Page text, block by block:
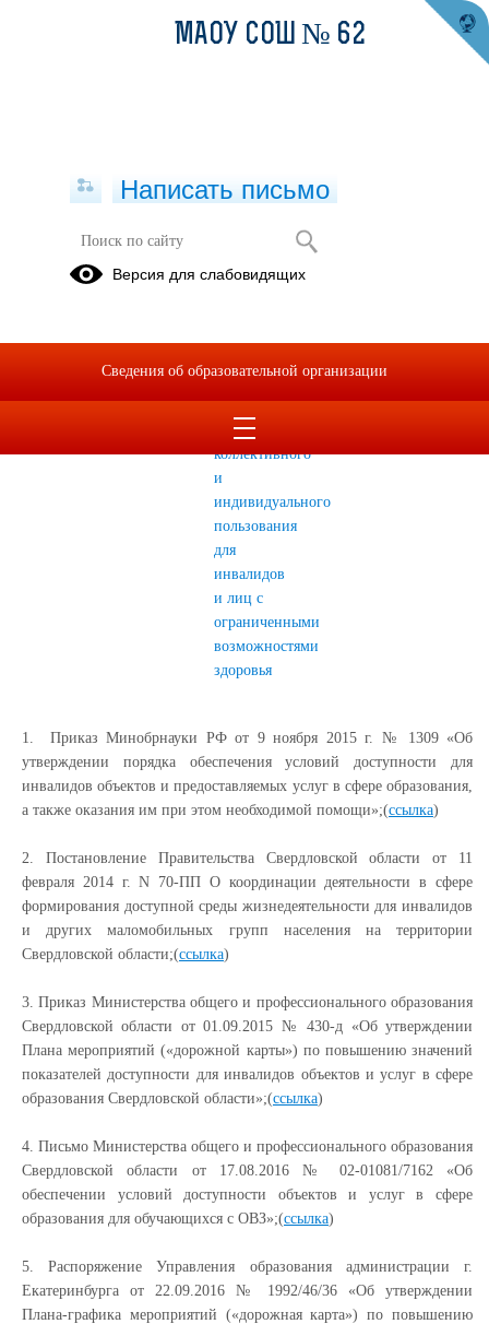
Доступная среда
средств
обучения
коллективного
и
индивидуального
пользования
для
инвалидов
и лиц с
ограниченными
возможностями
здоровья
1. Приказ Минобрнауки РФ от 9 ноября 2015 г. № 1309«Об
утверждении порядка обеспечения условий доступности для
инвалидов объектов и предоставляемых услуг в сфере образования,
а также оказания им при этом необходимой помощи»;(ссылка)
2. Постановление Правительства Свердловской области от 11
февраля 2014 г. N 70-ПП О координации деятельности в сфере
формирования доступной среды жизнедеятельности для инвалидов
и других маломобильных групп населения на территории
Свердловской области;(ссылка)
3. Приказ Министерства общего и профессионального образования
Свердловской области от 01.09.2015 №
430-д «Об утверждении
Плана мероприятий («дорожной карты») по повышению значений
показателей доступности для инвалидов объектов и услуг в сфере
образования Свердловской области»;(ссылка)
4. Письмо Министерства общего и профессионального образования
Свердловской области от 17.08.2016 № 02-01081/7162«Об
обеспечении условий доступности объектов и услуг в сфере
образования для обучающихся с ОВЗ»;(ссылка)
5. Распоряжение Управления образования администрации г.
Екатеринбурга от 22.09.2016 № 1992/46/36 «Об утверждении
Плана-графика мероприятий («дорожная карта») по повышению
МАОУ СОШ № 62
Написать письмо
Версия для слабовидящих
Сведения об образовательной организации